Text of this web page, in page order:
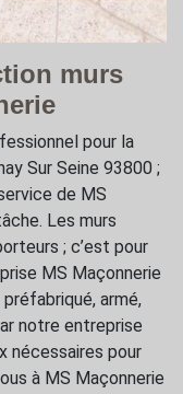
murs
pour la
Sur Seine 93800 ;
de MS
Les murs
; c’est pour
MS Maçonnerie
armé,
notre entreprise
nécessaires pour
à MS Maçonnerie